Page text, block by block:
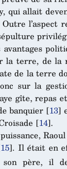
qui allait
l’aspect
la terre, de
de la terre
sur la
gîte, repas
banquier [13]
[14].
15]. Il était en
père, il